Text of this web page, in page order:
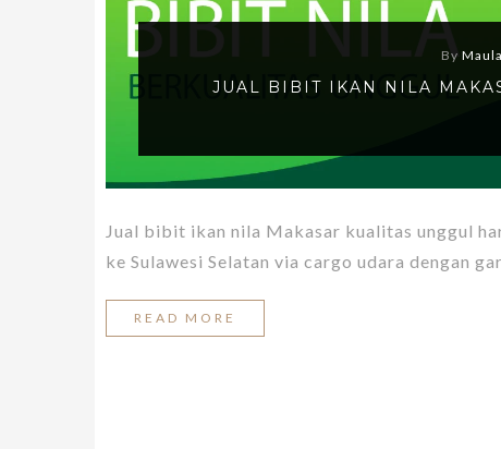
By
JUAL BIBIT IKAN NILA
Jual bibit ikan nila Makasar kualitas unggul
ke Sulawesi Selatan via cargo udara dengan
READ MORE